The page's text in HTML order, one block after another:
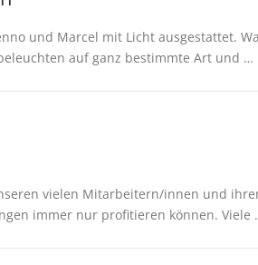
und Marcel mit Licht ausgestattet.
auf ganz bestimmte Art und …
vielen Mitarbeitern/innen und
immer nur profitieren können. Viele